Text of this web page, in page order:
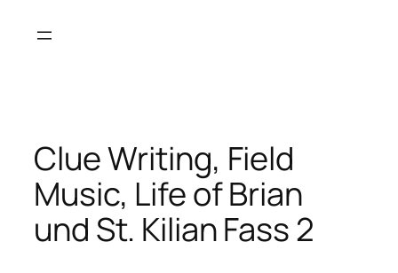
Inhalt
Clue Writing, Field
Music, Life of Brian
und St. Kilian Fass 2